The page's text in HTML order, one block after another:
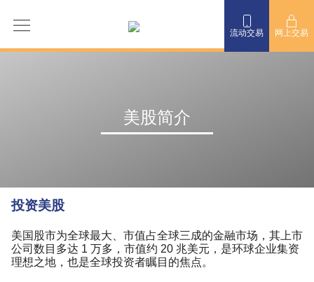
流动交易 网上交易
美股简介
投资美股
美国股市为全球最大、市值占全球三成的金融市场，其上市
公司数目多达 1 万多，市值约 20 兆美元，是环球企业集资
理想之地，也是全球投资者瞩目的焦点。